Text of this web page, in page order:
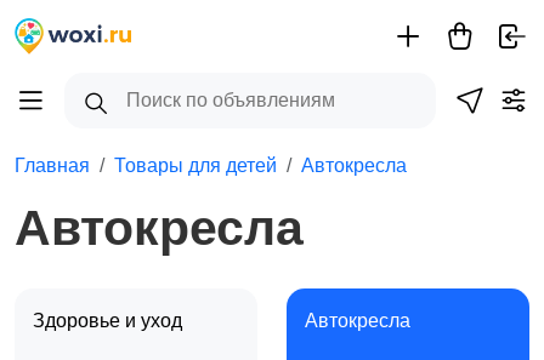
Главная Товары для детей Автокресла
Автокресла
Здоровье и уход Автокресла